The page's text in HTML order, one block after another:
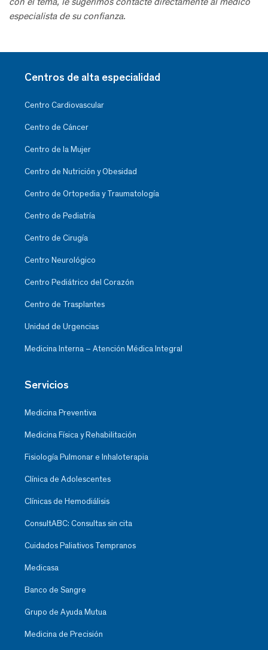
especialista de su confianza.
Centros de alta especialidad
Centro Cardiovascular
Centro de Cáncer
Centro de la Mujer
Centro de Nutrición y Obesidad
Centro de Ortopedia y Traumatología
Centro de Pediatría
Centro de Cirugía
Centro Neurológico
Centro Pediátrico del Corazón
Centro de Trasplantes
Unidad de Urgencias
Medicina Interna – Atención Médica Integral
Servicios
Medicina Preventiva
Medicina Física y Rehabilitación
Fisiología Pulmonar e Inhaloterapia
Clínica de Adolescentes
Clínicas de Hemodiálisis
ConsultABC: Consultas sin cita
Cuidados Paliativos Tempranos
Medicasa
Banco de Sangre
Grupo de Ayuda Mutua
Medicina de Precisión